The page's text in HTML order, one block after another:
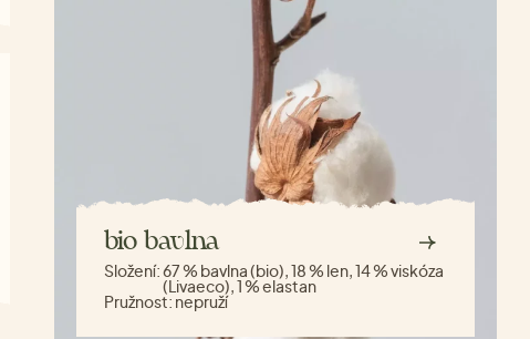
bio bavlna
Složení:67 % bavlna (bio), 18 % len, 14 % viskóza
(Livaeco), 1 % elastan
Pružnost: nepruží